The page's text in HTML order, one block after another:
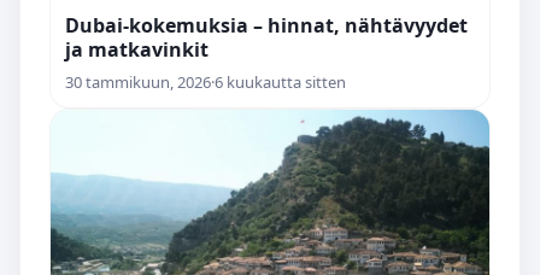
Dubai-kokemuksia – hinnat, nähtävyydet
ja matka­vinkit
30 tammikuun, 2026·6 kuukautta sitten